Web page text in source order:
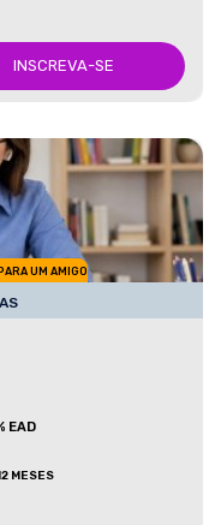
INSCREVA-SE
UM AMIGO
EAD
MESES